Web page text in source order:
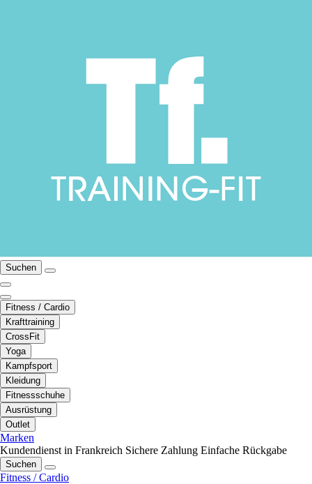
Suchen
Fitness / Cardio
Krafttraining
CrossFit
Yoga
Kampfsport
Kleidung
Fitnessschuhe
Ausrüstung
Outlet
Marken
Kundendienst in Frankreich Sichere Zahlung Einfache Rückgabe
Suchen
Fitness / Cardio